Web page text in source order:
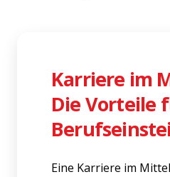
Karriere im
Die Vorteile
Eine Karriere im